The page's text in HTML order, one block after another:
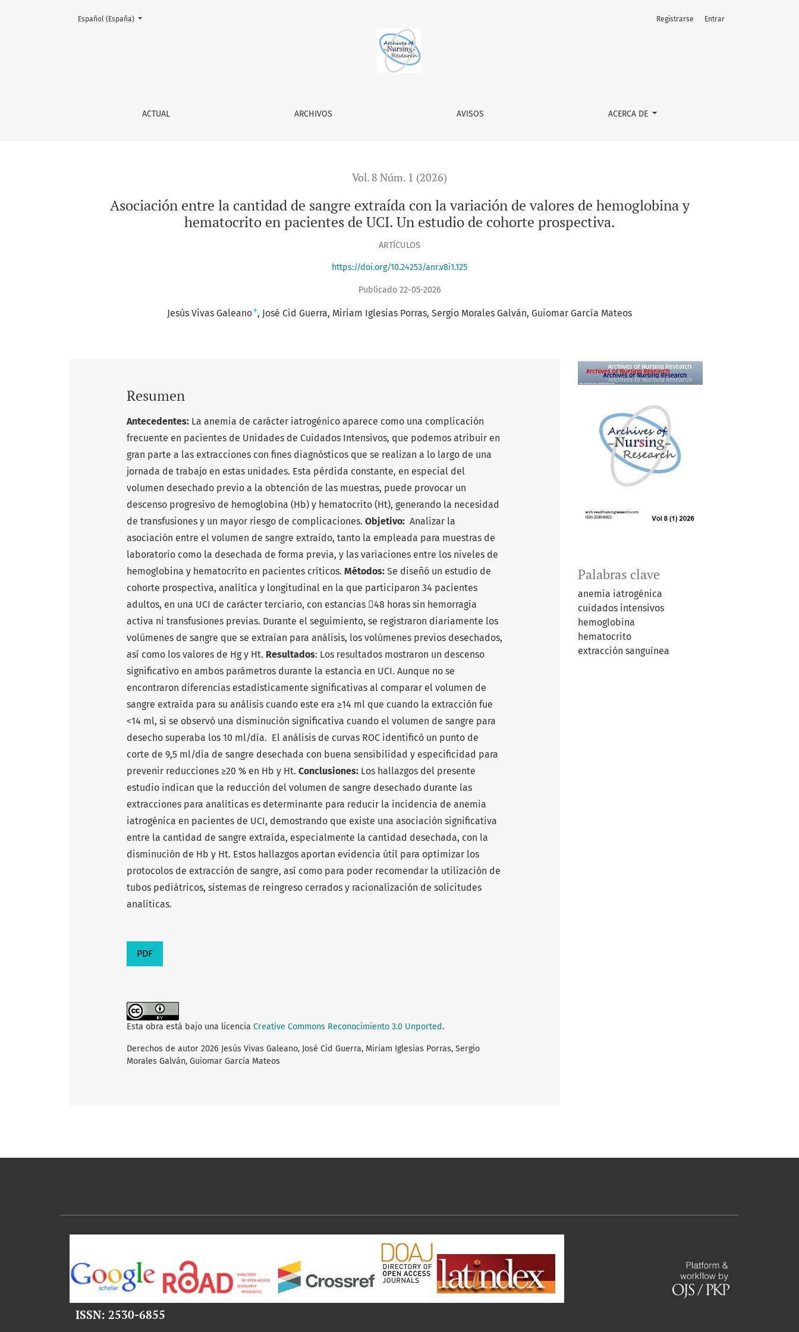
Asociación entre la cantidad de sangre extraída con la variación de valores de hemoglobina y hematocrito en pacientes de UCI. Un estudio de cohorte prospectiva.
ACTUAL ARCHIVOS AVISOS ACERCA DE
Registrarse Entrar
Cambiar el idioma. El actual es:
Español (España)
Vol. 8 Núm. 1 (2026)
Asociación entre la cantidad de sangre extraída con la variación de valores de hemoglobina y
hematocrito en pacientes de UCI. Un estudio de cohorte prospectiva.
ARTÍCULOS
https://doi.org/10.24253/anr.v8i1.125
Publicado 22-05-2026
Jesús Vivas Galeano+ José Cid Guerra Miriam Iglesias Porras Sergio Morales Galván Guiomar García Mateos
Palabras clave
anemia iatrogénica
cuidados intensivos
hemoglobina
hematocrito
extracción sanguínea
Resumen
Antecedentes: La anemia de carácter iatrogénico aparece como una complicación
frecuente en pacientes de Unidades de Cuidados Intensivos, que podemos atribuir en
gran parte a las extracciones con fines diagnósticos que se realizan a lo largo de una
jornada de trabajo en estas unidades. Esta pérdida constante, en especial del
volumen desechado previo a la obtención de las muestras, puede provocar un
descenso progresivo de hemoglobina (Hb) y hematocrito (Ht), generando la necesidad
de transfusiones y un mayor riesgo de complicaciones. Objetivo: Analizar la
asociación entre el volumen de sangre extraído, tanto la empleada para muestras de
laboratorio como la desechada de forma previa, y las variaciones entre los niveles de
hemoglobina y hematocrito en pacientes críticos. Métodos: Se diseñó un estudio de
cohorte prospectiva, analítica y longitudinal en la que participaron 34 pacientes
adultos, en una UCI de carácter terciario, con estancias 48 horas sin hemorragia
activa ni transfusiones previas. Durante el seguimiento, se registraron diariamente los
volúmenes de sangre que se extraían para análisis, los volúmenes previos desechados,
así como los valores de Hg y Ht. Resultados: Los resultados mostraron un descenso
significativo en ambos parámetros durante la estancia en UCI. Aunque no se
encontraron diferencias estadísticamente significativas al comparar el volumen de
sangre extraída para su análisis cuando este era ≥14 ml que cuando la extracción fue
<14 ml, si se observó una disminución significativa cuando el volumen de sangre para
desecho superaba los 10 ml/día. El análisis de curvas ROC identificó un punto de
corte de 9,5 ml/día de sangre desechada con buena sensibilidad y especificidad para
prevenir reducciones ≥20 % en Hb y Ht. Conclusiones: Los hallazgos del presente
estudio indican que la reducción del volumen de sangre desechado durante las
extracciones para analíticas es determinante para reducir la incidencia de anemia
iatrogénica en pacientes de UCI, demostrando que existe una asociación significativa
entre la cantidad de sangre extraída, especialmente la cantidad desechada, con la
disminución de Hb y Ht. Estos hallazgos aportan evidencia útil para optimizar los
protocolos de extracción de sangre, así como para poder recomendar la utilización de
tubos pediátricos, sistemas de reingreso cerrados y racionalización de solicitudes
analíticas.
PDF
Esta obra está bajo una licencia Creative Commons Reconocimiento 3.0 Unported.
Derechos de autor 2026 Jesús Vivas Galeano, José Cid Guerra, Miriam Iglesias Porras, Sergio
Morales Galván, Guiomar García Mateos
ISSN: 2530-6855